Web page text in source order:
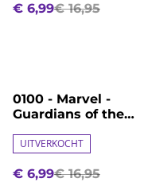
€ 6,99€ 16,95
%
0100 - Marvel -
Guardians of the
UITVERKOCHT
€ 6,99€ 16,95